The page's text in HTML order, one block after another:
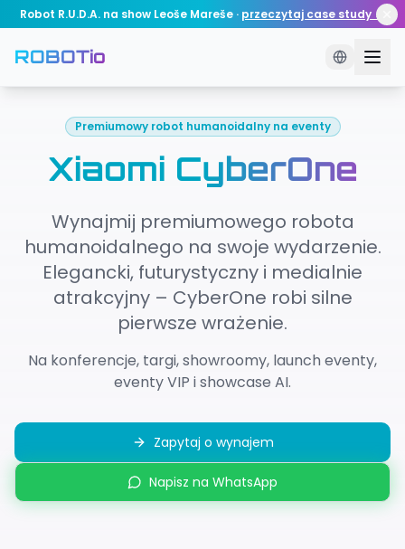
Robot R.U.D.A. na show Leoše Mareše · przeczytaj case study →
ROBOTio
Premiumowy robot humanoidalny na eventy
Xiaomi CyberOne
Wynajmij premiumowego robota
humanoidalnego na swoje wydarzenie.
Elegancki, futurystyczny i medialnie
atrakcyjny – CyberOne robi silne
pierwsze wrażenie.
Na konferencje, targi, showroomy, launch eventy,
eventy VIP i showcase AI.
Zapytaj o wynajem
Napisz na WhatsApp